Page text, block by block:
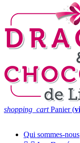
shopping_cart Panier (
Qui sommes-nous